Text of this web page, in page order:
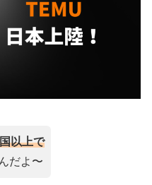
以上で
だよ〜